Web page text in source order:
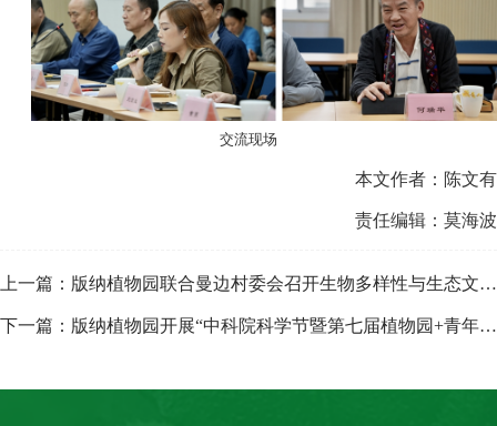
交流现场
本文作者：陈文有
责任编辑：莫海波
上一篇：版纳植物园联合曼边村委会召开生物多样性与生态文明建交流会
下一篇：版纳植物园开展“中科院科学节暨第七届植物园+青年科学节”系列直播活动